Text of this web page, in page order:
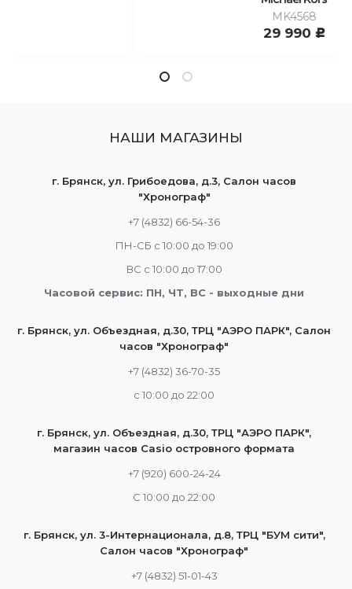
НАШИ МАГАЗИНЫ
г. Брянск, ул. Грибоедова, д.3, Салон часов
"Хронограф"
+7 (4832) 66-54-36
ПН-СБ с 10:00 до 19:00
ВС с 10:00 до 17:00
Часовой сервис: ПН, ЧТ, ВС - выходные дни
г. Брянск, ул. Объездная, д.30, ТРЦ "АЭРО ПАРК", Салон
часов "Хронограф"
+7 (4832) 36-70-35
c 10:00 до 22:00
г. Брянск, ул. Объездная, д.30, ТРЦ "АЭРО ПАРК",
магазин часов Casio островного формата
+7 (920) 600-24-24
С 10:00 до 22:00
г. Брянск, ул. 3-Интернационала, д.8, ТРЦ "БУМ сити",
Салон часов "Хронограф"
+7 (4832) 51-01-43